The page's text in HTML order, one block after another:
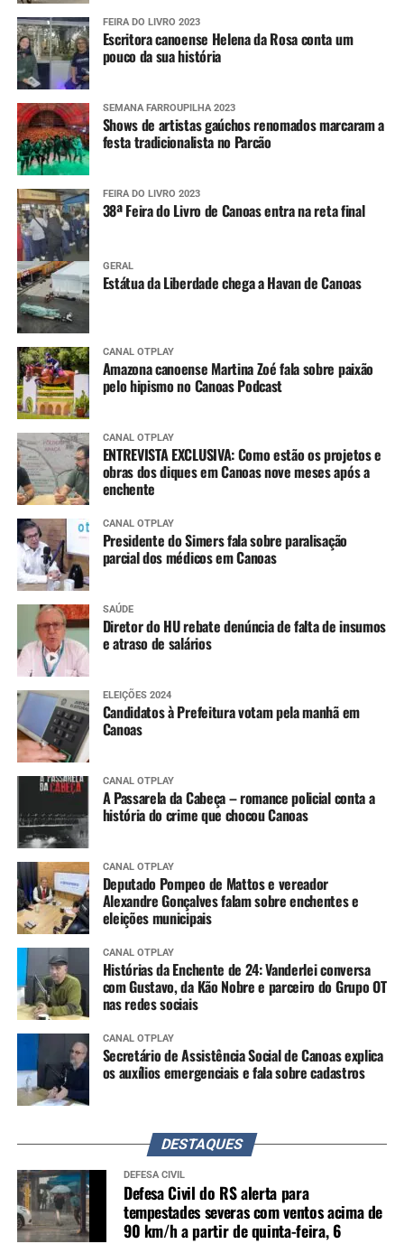
FEIRA DO LIVRO 2023
Escritora canoense Helena da Rosa conta um
pouco da sua história
SEMANA FARROUPILHA 2023
Shows de artistas gaúchos renomados marcaram a
festa tradicionalista no Parcão
FEIRA DO LIVRO 2023
38ª Feira do Livro de Canoas entra na reta final
GERAL
Estátua da Liberdade chega a Havan de Canoas
CANAL OTPLAY
Amazona canoense Martina Zoé fala sobre paixão
pelo hipismo no Canoas Podcast
CANAL OTPLAY
ENTREVISTA EXCLUSIVA: Como estão os projetos e
obras dos diques em Canoas nove meses após a
enchente
CANAL OTPLAY
Presidente do Simers fala sobre paralisação
parcial dos médicos em Canoas
SAÚDE
Diretor do HU rebate denúncia de falta de insumos
e atraso de salários
ELEIÇÕES 2024
Candidatos à Prefeitura votam pela manhã em
Canoas
CANAL OTPLAY
A Passarela da Cabeça – romance policial conta a
história do crime que chocou Canoas
CANAL OTPLAY
Deputado Pompeo de Mattos e vereador
Alexandre Gonçalves falam sobre enchentes e
eleições municipais
CANAL OTPLAY
Histórias da Enchente de 24: Vanderlei conversa
com Gustavo, da Kão Nobre e parceiro do Grupo OT
nas redes sociais
CANAL OTPLAY
Secretário de Assistência Social de Canoas explica
os auxílios emergenciais e fala sobre cadastros
DESTAQUES
DEFESA CIVIL
Defesa Civil do RS alerta para
tempestades severas com ventos acima de
90 km/h a partir de quinta-feira, 6